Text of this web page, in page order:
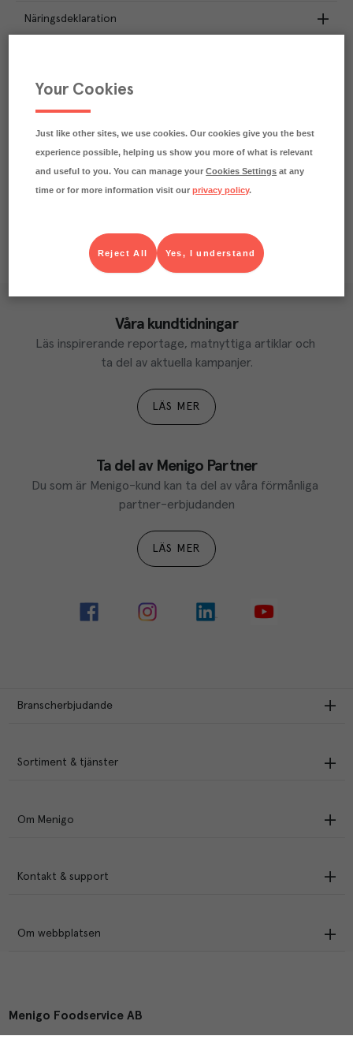
Näringsdeklaration
Varje kilo av varan påverkar klimatet motsvarande
utsläppen av 6.8 kg koldioxid.
Våra kundtidningar
Läs inspirerande reportage, matnyttiga artiklar och
ta del av aktuella kampanjer.
LÄS MER
Ta del av Menigo Partner
Du som är Menigo-kund kan ta del av våra förmånliga
partner-erbjudanden
LÄS MER
Branscherbjudande
Sortiment & tjänster
Om Menigo
Kontakt & support
Om webbplatsen
Menigo Foodservice AB
Your Cookies
Just like other sites, we use cookies. Our cookies give you the best
experience possible, helping us show you more of what is relevant
and useful to you. You can manage yourCookies Settings at any
time or for more information visit ourprivacy policy.
Yes, I understand
Reject All